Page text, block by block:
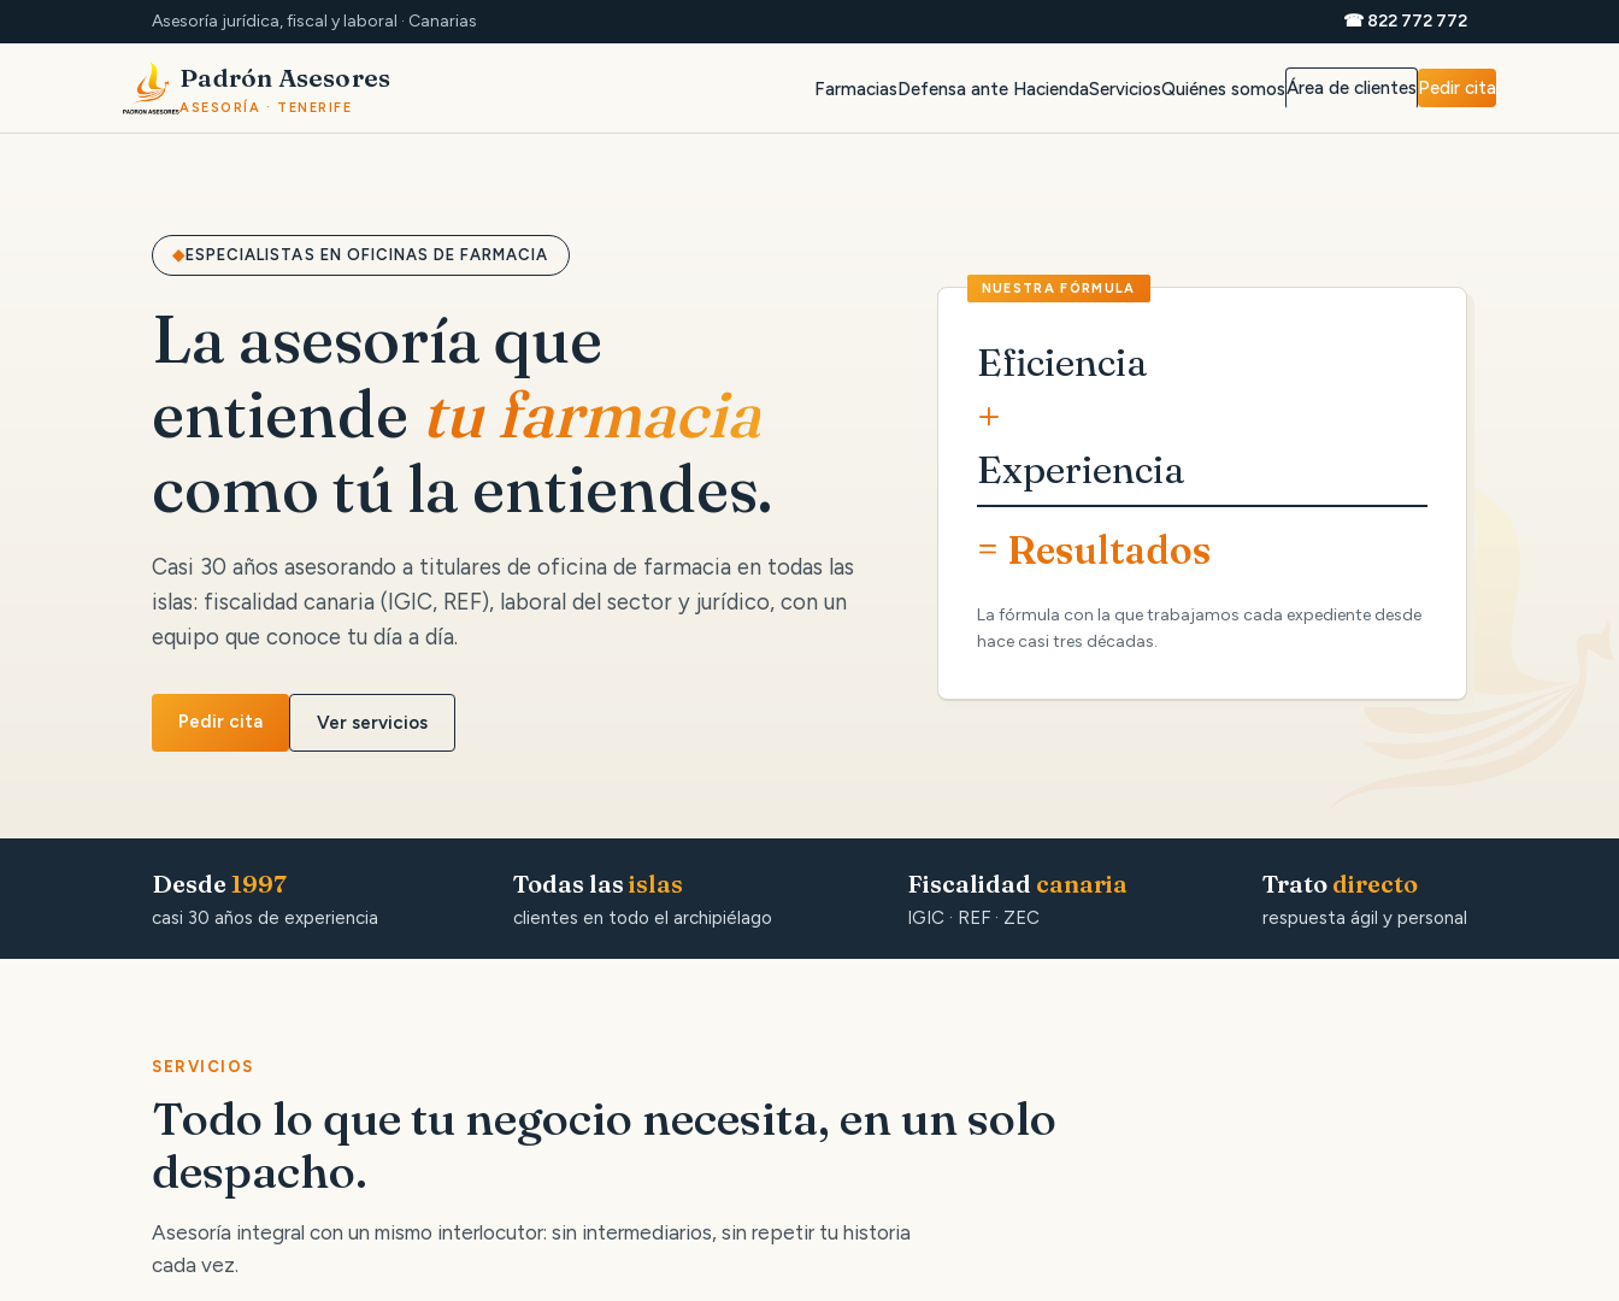
Asesoría jurídica, fiscal y laboral · Canarias ☎ 822 772 772
Padrón Asesores
ASESORÍA · TENERIFE
FarmaciasDefensa ante HaciendaServiciosQuiénes somosÁrea de clientesPedir cita
ESPECIALISTAS EN OFICINAS DE FARMACIA
La asesoría que
entiende tu farmacia
como tú la entiendes.
Casi 30 años asesorando a titulares de oficina de farmacia en todas las
islas: fiscalidad canaria (IGIC, REF), laboral del sector y jurídico, con un
equipo que conoce tu día a día.
Pedir cita Ver servicios
Eficiencia
+
Experiencia
= Resultados
La fórmula con la que trabajamos cada expediente desde
hace casi tres décadas.
Desde 1997
casi 30 años de experiencia
Todas las islas
clientes en todo el archipiélago
Fiscalidad canaria
IGIC · REF · ZEC
Trato directo
respuesta ágil y personal
SERVICIOS
Todo lo que tu negocio necesita, en un solo
despacho.
Asesoría integral con un mismo interlocutor: sin intermediarios, sin repetir tu historia
cada vez.